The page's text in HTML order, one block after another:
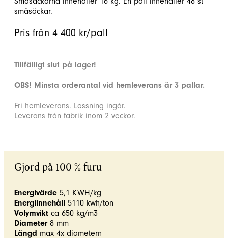
småsäckar.
Pris från 4 400 kr/pall
Tillfälligt slut på lager!
OBS! Minsta orderantal vid hemleverans är 3 pallar.
Fri hemleverans. Lossning ingår.
Leverans från fabrik inom 2 veckor.
Gjord på 100 % furu
Energivärde 5,1 KWH/kg
Energiinnehåll 5110 kwh/ton
Volymvikt ca 650 kg/m3
Diameter8 mm
Längd max 4x diametern